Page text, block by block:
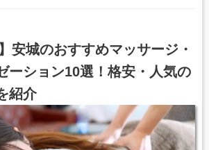
安城のおすすめマッサージ・
ーション10選！格安・人気の
紹介